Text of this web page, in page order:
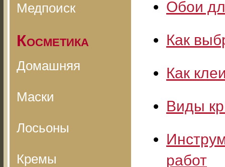
Медпоиск
Косметика
Домашняя
Маски
Лосьоны
Кремы
Обои
Как
Как
Виды
работ